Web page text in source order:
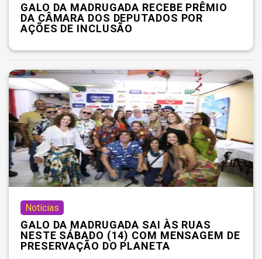
GALO DA MADRUGADA RECEBE PRÊMIO
DA CÂMARA DOS DEPUTADOS POR
AÇÕES DE INCLUSÃO
Notícias
GALO DA MADRUGADA SAI ÀS RUAS
NESTE SÁBADO (14) COM MENSAGEM DE
PRESERVAÇÃO DO PLANETA